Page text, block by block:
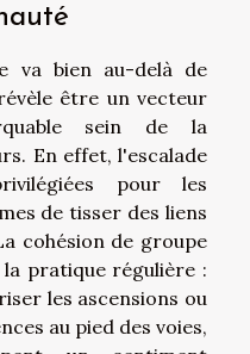
va bien au-delà de
être un vecteur
sein de la
En effet, l'escalade
pour les
de tisser des liens
cohésion de groupe
pratique régulière :
les ascensions ou
au pied des voies,